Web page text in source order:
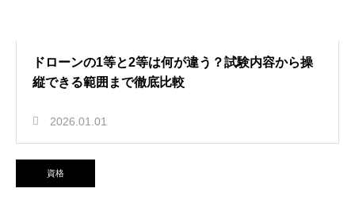
ドローンの1等と2等は何が違う？試験内容から操
縦できる範囲まで徹底比較
2026.01.01
資格